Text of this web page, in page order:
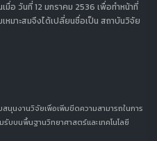
อ วันที่ 12 มกราคม 2536 เพื่อทำหน้าที่
หมาะสมจึงได้เปลี่ยนชื่อเป็น สถาบันวิจัย
นงานวิจัยเพื่อเพิ่มขีดความสามารถในการ
บบนพื้นฐานวิทยาศาสตร์และเทคโนโลยี